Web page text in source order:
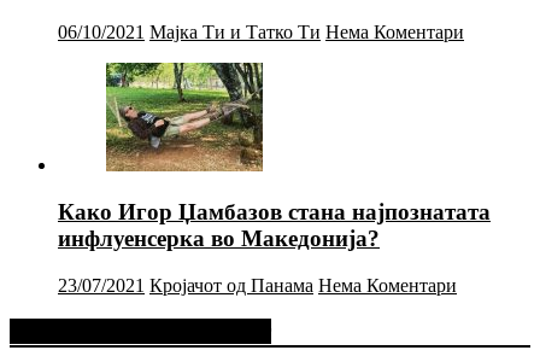
06/10/2021 Мајка Ти и Татко Ти Нема Коментари
Како Игор Џамбазов стана најпознатата
инфлуенсерка во Македонија?
23/07/2021 Кројачот од Панама Нема Коментари